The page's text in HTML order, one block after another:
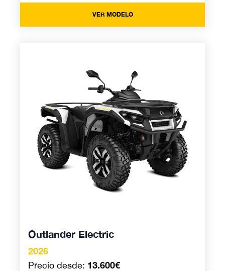
VER MODELO
Outlander Electric
2026
Precio desde: 13.600€